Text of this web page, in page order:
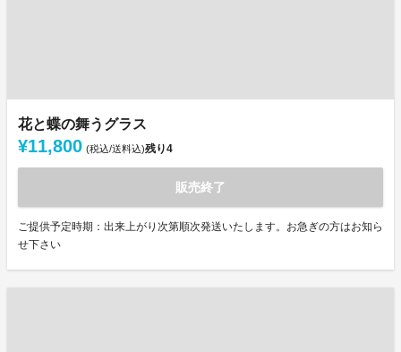
花と蝶の舞うグラス
¥11,800 (税込/送料込)残り4
販売終了
ご提供予定時期：出来上がり次第順次発送いたします。お急ぎの方はお知ら
せ下さい